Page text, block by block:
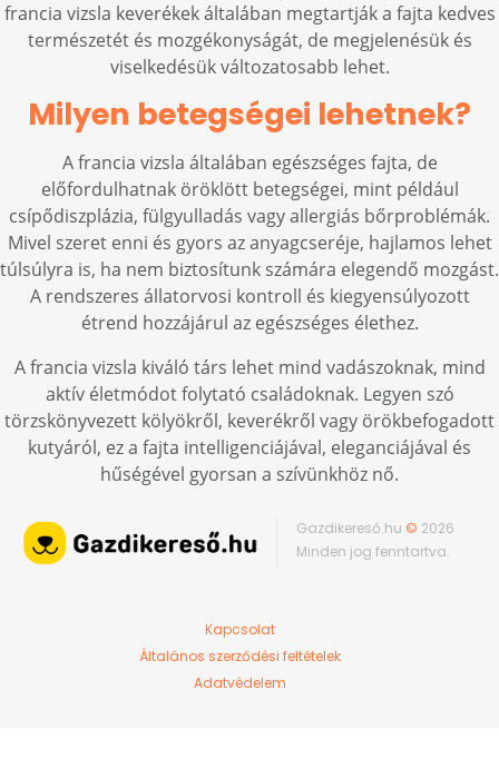
francia vizsla keverékek általában megtartják a fajta kedves
természetét és mozgékonyságát, de megjelenésük és
viselkedésük változatosabb lehet.
Milyen betegségei lehetnek?
A francia vizsla általában egészséges fajta, de
előfordulhatnak öröklött betegségei, mint például
csípődiszplázia, fülgyulladás vagy allergiás bőrproblémák.
Mivel szeret enni és gyors az anyagcseréje, hajlamos lehet
túlsúlyra is, ha nem biztosítunk számára elegendő mozgást.
A rendszeres állatorvosi kontroll és kiegyensúlyozott
étrend hozzájárul az egészséges élethez.
A francia vizsla kiváló társ lehet mind vadászoknak, mind
aktív életmódot folytató családoknak. Legyen szó
törzskönyvezett kölyökről, keverékről vagy örökbefogadott
kutyáról, ez a fajta intelligenciájával, eleganciájával és
hűségével gyorsan a szívünkhöz nő.
Gazdikereső.hu © 2026
Minden jog fenntartva.
Kapcsolat
Általános szerződési feltételek
Adatvédelem